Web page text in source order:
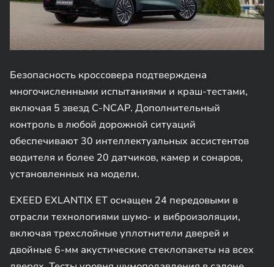
Безопасность кроссовера подтверждена
многочисленными испытаниями и краш-тестами,
включая 5 звезд C-NCAP. Дополнительный
контроль в любой дорожной ситуаций
обеспечивают 30 интеллектуальных ассистентов
водителя и более 20 датчиков, камер и сонаров,
установленных на модели.
EXEED EXLANTIX ET оснащен 24 передовыми в
отрасли технологиями шумо- и виброизоляции,
включая трехслойные уплотнители дверей и
двойные 6-мм акустические стеклопакеты на всех